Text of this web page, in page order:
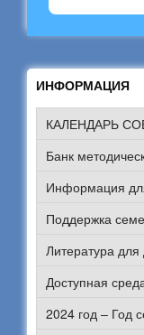
ИНФОРМАЦИЯ
КАЛЕНДАРЬ
Банк
Информация
Поддержка
Литература
Доступная
2024 год – Год